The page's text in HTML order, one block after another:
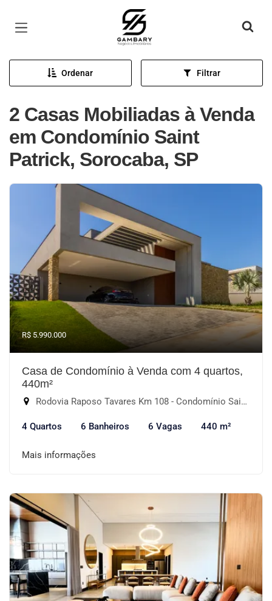
Página inicial
Ordenar Filtrar
2 Casas Mobiliadas à Venda
em Condomínio Saint
Patrick, Sorocaba, SP
R$ 5.990.000
Casa de Condomínio à Venda com 4 quartos,
440m²
Rodovia Raposo Tavares Km 108 - Condomínio Saint Patrick, Sorocaba-SP
4 Quartos 6 Banheiros 6 Vagas 440 m²
Mais informações